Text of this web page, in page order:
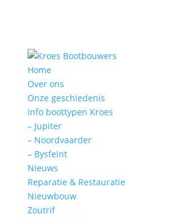
Home
Over ons
Onze geschiedenis
Info boottypen Kroes
– Jupiter
– Noordvaarder
– Bysfeint
Nieuws
Reparatie & Restauratie
Nieuwbouw
Zoutrif